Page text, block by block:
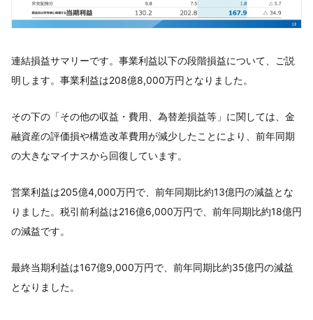
連結損益サマリーです。事業利益以下の段階損益について、ご説
明します。事業利益は208億8,000万円となりました。
その下の「その他の収益・費用、為替差損益等」に関しては、金
融資産の評価損や構造改革費用が減少したことにより、前年同期
の大きなマイナスから回復しています。
営業利益は205億4,000万円で、前年同期比約13億円の減益とな
りました。税引前利益は216億6,000万円で、前年同期比約18億円
の減益です。
最終当期利益は167億9,000万円で、前年同期比約35億円の減益
となりました。